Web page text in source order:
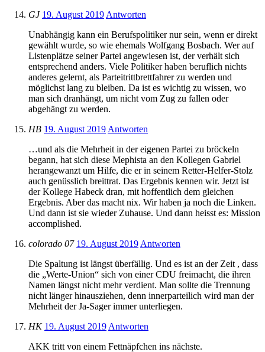
GJ 19. August 2019 Antworten
Unabhängig kann ein Berufspolitiker nur sein, wenn er direkt
gewählt wurde, so wie ehemals Wolfgang Bosbach. Wer auf
Listenplätze seiner Partei angewiesen ist, der verhält sich
entsprechend anders. Viele Politiker haben beruflich nichts
anderes gelernt, als Parteitrittbrettfahrer zu werden und
möglichst lang zu bleiben. Da ist es wichtig zu wissen, wo
man sich dranhängt, um nicht vom Zug zu fallen oder
abgehängt zu werden.
HB 19. August 2019 Antworten
…und als die Mehrheit in der eigenen Partei zu bröckeln
begann, hat sich diese Mephista an den Kollegen Gabriel
herangewanzt um Hilfe, die er in seinem Retter-Helfer-Stolz
auch genüsslich breittrat. Das Ergebnis kennen wir. Jetzt ist
der Kollege Habeck dran, mit hoffentlich dem gleichen
Ergebnis. Aber das macht nix. Wir haben ja noch die Linken.
Und dann ist sie wieder Zuhause. Und dann heisst es: Mission
accomplished.
colorado 07 19. August 2019 Antworten
Die Spaltung ist längst überfällig. Und es ist an der Zeit , dass
die „Werte-Union“ sich von einer CDU freimacht, die ihren
Namen längst nicht mehr verdient. Man sollte die Trennung
nicht länger hinausziehen, denn innerparteilich wird man der
Mehrheit der Ja-Sager immer unterliegen.
HK 19. August 2019 Antworten
AKK tritt von einem Fettnäpfchen ins nächste.